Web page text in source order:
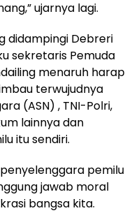
ujarnya lagi.
didampingi Debreri
sekretaris Pemuda
menaruh harap
terwujudnya
(ASN) , TNI-Polri,
lainnya dan
itu sendiri.
pemilu
jawab moral
bangsa kita.